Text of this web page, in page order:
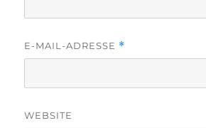
E-MAIL-ADRESSE *
WEBSITE